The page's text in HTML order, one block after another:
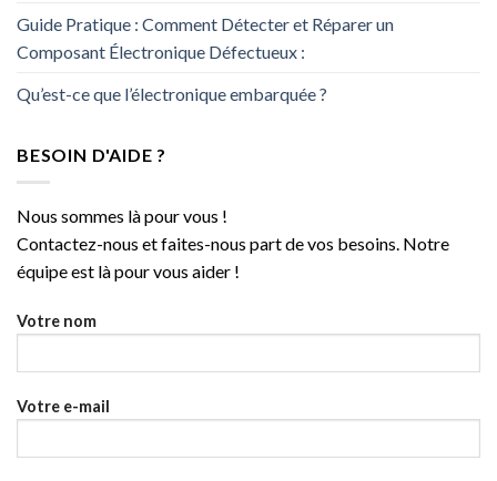
Guide Pratique : Comment Détecter et Réparer un
Composant Électronique Défectueux :
Qu’est-ce que l’électronique embarquée ?
BESOIN D'AIDE ?
Nous sommes là pour vous !
Contactez-nous et faites-nous part de vos besoins. Notre
équipe est là pour vous aider !
Votre nom
Votre e-mail